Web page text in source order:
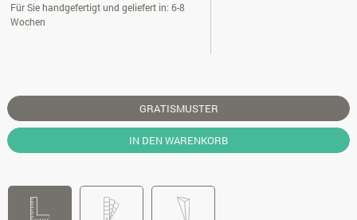
Für Sie handgefertigt und geliefert in: 6-8
Wochen
GRATISMUSTER
IN DEN WARENKORB